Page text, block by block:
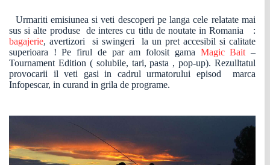
Urmariti emisiunea si veti descoperi pe langa cele relatate mai
sus si alte produse de interes cu titlu de noutate in Romania :
bagajerie, avertizori si swingeri la un pret accesibil si calitate
superioara ! Pe firul de par am folosit gama Magic Bait –
Tournament Edition ( solubile, tari, pasta , pop-up). Rezulltatul
provocarii il veti gasi in cadrul urmatorului episod marca
Infopescar, in curand in grila de programe.